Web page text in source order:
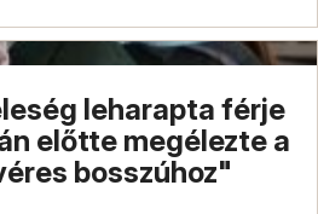
leharapta férje
előtte megélezte a
bosszúhoz"